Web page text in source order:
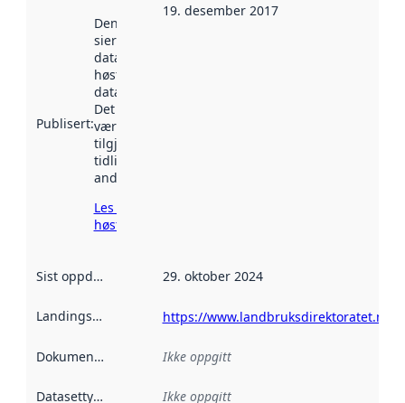
Publisert:
Denne datoen
sier når
datasettet ble
høstet av
data.norge.no.
Det kan ha
vært
tilgjengelig
tidligere
andre steder.
Les mer om
høsting her
19. desember 2017
Sist oppdatert 29. oktober 2024
Landingsside https://www.landbruksdirektoratet.no/
Dokumentasjon Ikke oppgitt
Datasettype Ikke oppgitt